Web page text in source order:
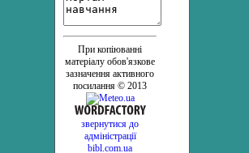
При копіюванні
матеріалу обов'язкове
зазначення активного
посилання © 2013
звернутися до
адміністрації
bibl.com.ua